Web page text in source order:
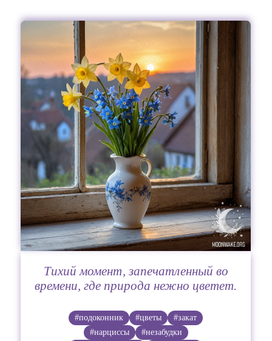
Тихий момент, запечатленный во
времени, где природа нежно цветет.
#подоконник #цветы
#закат
#нарциссы
#незабудки